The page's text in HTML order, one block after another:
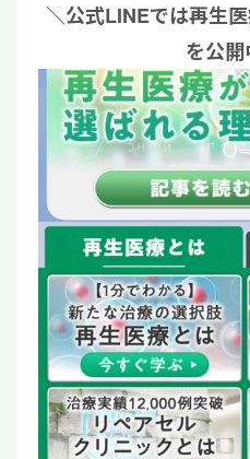
＼公式LINEでは再生
を公